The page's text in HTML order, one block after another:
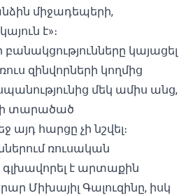
միջադեպերի,
է»։
կայացել
զինվորների կողմից
մեկ ամիս անց,
տարածած
հարցը չի նշվել։
ռուսական
է արտաքին
Միխայիլ Գալուզինը, իսկ